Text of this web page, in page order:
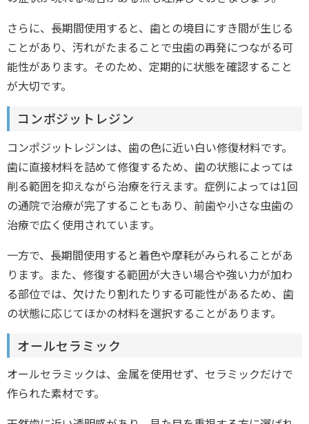
さらに、長期間使用すると、歯との境目にすき間が生じる
ことがあり、汚れがたまることで虫歯の再発につながる可
能性があります。そのため、定期的に状態を確認すること
が大切です。
コンポジットレジン
コンポジットレジンは、歯の色に近い白い修復材料です。
歯に直接材料を詰めて修復するため、歯の状態によっては
削る範囲を抑えながら治療を行えます。症例によっては1回
の通院で治療が完了することもあり、前歯や小さな虫歯の
治療で広く使用されています。
一方で、長期間使用すると着色や摩耗がみられることがあ
ります。また、修復する範囲が大きい場合や強い力が加わ
る部位では、欠けたり割れたりする可能性があるため、歯
の状態に応じてほかの材料を選択することがあります。
オールセラミック
オールセラミックは、金属を使用せず、セラミックだけで
作られた素材です。